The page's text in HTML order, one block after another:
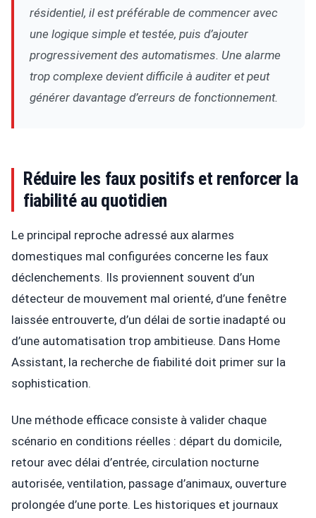
résidentiel, il est préférable de commencer avec
une logique simple et testée, puis d’ajouter
progressivement des automatismes. Une alarme
trop complexe devient difficile à auditer et peut
générer davantage d’erreurs de fonctionnement.
Réduire les faux positifs et renforcer la
fiabilité au quotidien
Le principal reproche adressé aux alarmes
domestiques mal configurées concerne les faux
déclenchements. Ils proviennent souvent d’un
détecteur de mouvement mal orienté, d’une fenêtre
laissée entrouverte, d’un délai de sortie inadapté ou
d’une automatisation trop ambitieuse. Dans Home
Assistant, la recherche de fiabilité doit primer sur la
sophistication.
Une méthode efficace consiste à valider chaque
scénario en conditions réelles : départ du domicile,
retour avec délai d’entrée, circulation nocturne
autorisée, ventilation, passage d’animaux, ouverture
prolongée d’une porte. Les historiques et journaux